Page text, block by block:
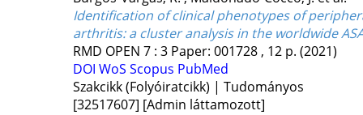
Identification of clinical phenotypes of
arthritis: a cluster analysis in the worldwide
RMD OPEN 7: 3 Paper: 001728 , 12 p. (2021)
DOI WoS Scopus PubMed
Szakcikk (Folyóiratcikk) | Tudományos
[32517607] [Admin láttamozott]